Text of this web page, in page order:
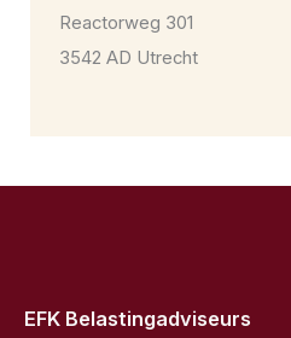
Reactorweg 301
3542 AD Utrecht
EFK Belastingadviseurs